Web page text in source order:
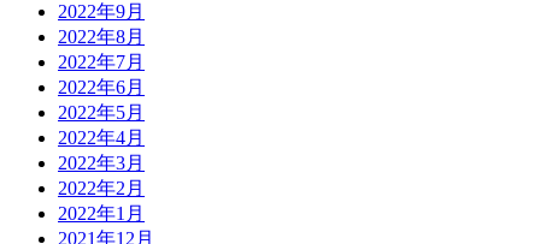
2022年9月
2022年8月
2022年7月
2022年6月
2022年5月
2022年4月
2022年3月
2022年2月
2022年1月
2021年12月